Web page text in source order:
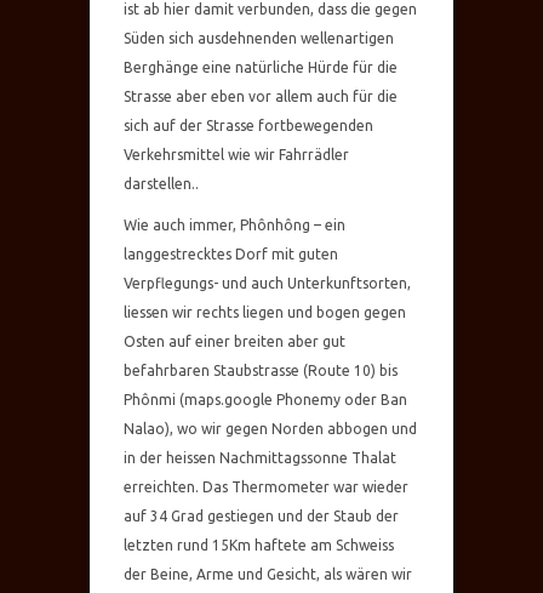
ist ab hier damit verbunden, dass die gegen
Süden sich ausdehnenden wellenartigen
Berghänge eine natürliche Hürde für die
Strasse aber eben vor allem auch für die
sich auf der Strasse fortbewegenden
Verkehrsmittel wie wir Fahrrädler
darstellen..
Wie auch immer, Phônhông – ein
langgestrecktes Dorf mit guten
Verpflegungs- und auch Unterkunftsorten,
liessen wir rechts liegen und bogen gegen
Osten auf einer breiten aber gut
befahrbaren Staubstrasse (Route 10) bis
Phônmi (maps.google Phonemy oder Ban
Nalao), wo wir gegen Norden abbogen und
in der heissen Nachmittagssonne Thalat
erreichten. Das Thermometer war wieder
auf 34 Grad gestiegen und der Staub der
letzten rund 15Km haftete am Schweiss
der Beine, Arme und Gesicht, als wären wir